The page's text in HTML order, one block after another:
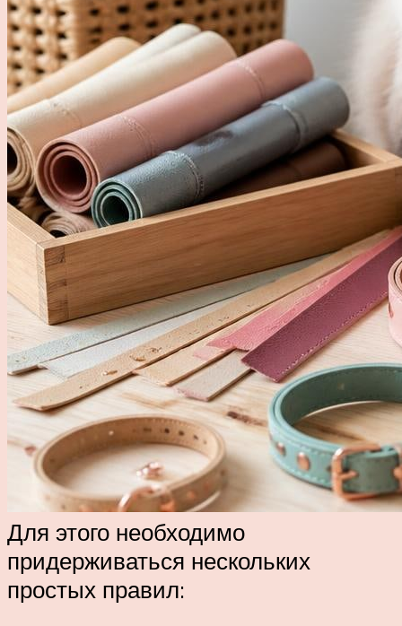
Для этого необходимо
придерживаться нескольких
простых правил: